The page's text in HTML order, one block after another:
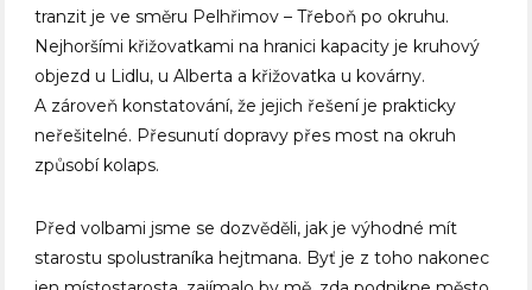
tranzit je ve směru Pelhřimov – Třeboň po okruhu.
Nejhoršími křižovatkami na hranici kapacity je kruhový
objezd u Lidlu, u Alberta a křižovatka u kovárny.
A zároveň konstatování, že jejich řešení je prakticky
neřešitelné. Přesunutí dopravy přes most na okruh
způsobí kolaps.
Před volbami jsme se dozvěděli, jak je výhodné mít
starostu spolustraníka hejtmana. Byť je z toho nakonec